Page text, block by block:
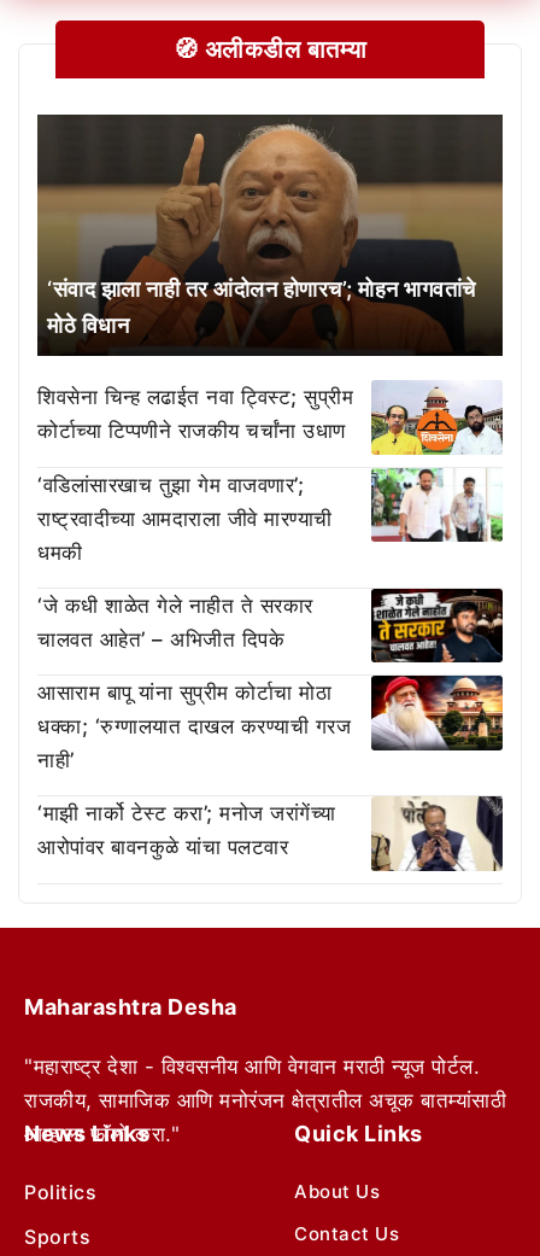
🧭 अलीकडील बातम्या
‘संवाद झाला नाही तर आंदोलन होणारच’; मोहन भागवतांचे
मोठे विधान
शिवसेना चिन्ह लढाईत नवा ट्विस्ट; सुप्रीम
कोर्टाच्या टिप्पणीने राजकीय चर्चांना उधाण
‘वडिलांसारखाच तुझा गेम वाजवणार’;
राष्ट्रवादीच्या आमदाराला जीवे मारण्याची
धमकी
‘जे कधी शाळेत गेले नाहीत ते सरकार
चालवत आहेत’ – अभिजीत दिपके
आसाराम बापू यांना सुप्रीम कोर्टाचा मोठा
धक्का; ‘रुग्णालयात दाखल करण्याची गरज
नाही’
‘माझी नार्को टेस्ट करा’; मनोज जरांगेंच्या
आरोपांवर बावनकुळे यांचा पलटवार
Maharashtra Desha
"महाराष्ट्र देशा - विश्वसनीय आणि वेगवान मराठी न्यूज पोर्टल.
राजकीय, सामाजिक आणि मनोरंजन क्षेत्रातील अचूक बातम्यांसाठी
आम्हाला फॉलो करा."
News Links
Politics
Sports
Quick Links
About Us
Contact Us